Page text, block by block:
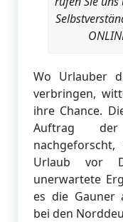
Wo Urlauber
verbringen,
ihre Chance.
Auftrag der
Urlaub vor
unerwartete
es die Gauner
bei den